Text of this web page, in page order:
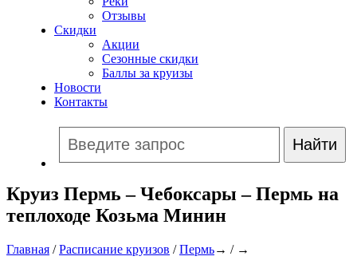
Отзывы
Скидки
Акции
Сезонные скидки
Баллы за круизы
Новости
Контакты
Круиз Пермь – Чебоксары – Пермь на
теплоходе Козьма Минин
Главная /Расписание круизов /Пермь→ / →